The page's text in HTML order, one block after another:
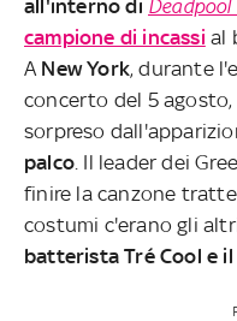
all'interno di
campione di incassi al
A New York, durante
concerto del 5
sorpreso
palco . Il leader dei
finire la canzone
costumi c'erano gli
batterista Tré Cool e